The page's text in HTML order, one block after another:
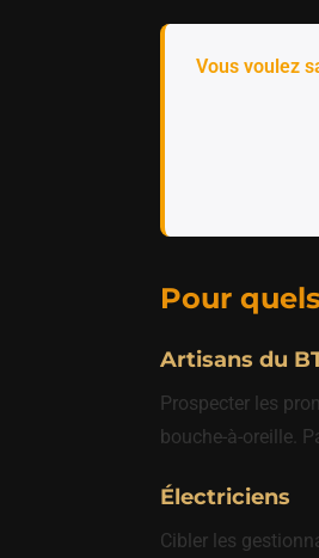
Vous voulez
Pour
Artisans du
Prospecter les
bouche-à-oreille.
Électriciens
Cibler les